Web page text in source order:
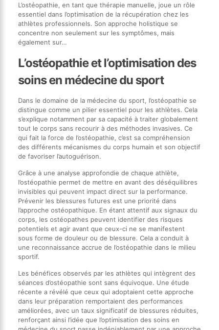
L’ostéopathie, en tant que thérapie manuelle, joue un rôle
essentiel dans l’optimisation de la récupération chez les
athlètes professionnels. Son approche holistique se
concentre non seulement sur les symptômes, mais
également sur…
L’ostéopathie et l’optimisation des
soins en médecine du sport
Dans le domaine de la médecine du sport, l’ostéopathie se
distingue comme un pilier essentiel pour les athlètes. Cela
s’explique notamment par sa capacité à traiter globalement
tout le corps sans recourir à des méthodes invasives. Ce
qui fait la force de l’ostéopathie, c’est sa compréhension
des différents mécanismes du corps humain et son objectif
de favoriser l’autoguérison.
Grâce à une analyse approfondie de chaque athlète,
l’ostéopathie permet de mettre en avant des déséquilibres
invisibles qui peuvent impact direct sur la performance.
Prévenir les blessures futures est une priorité dans
l’approche ostéopathique. En étant attentif aux signaux du
corps, les ostéopathes peuvent identifier des risques
potentiels et agir avant que ceux-ci ne se manifestent
sous forme de douleur ou de blessure. Cela a conduit à
une reconnaissance accrue de l’ostéopathie dans le milieu
sportif.
Les bénéfices observés par les athlètes qui intègrent des
séances d’ostéopathie sont sans équivoque. Une étude
récente a révélé que ceux qui adoptaient cette approche
dans leur préparation remportaient des performances
améliorées, avec un taux significatif de blessures réduites,
renforçant ainsi l’idée que l’optimisation des soins en